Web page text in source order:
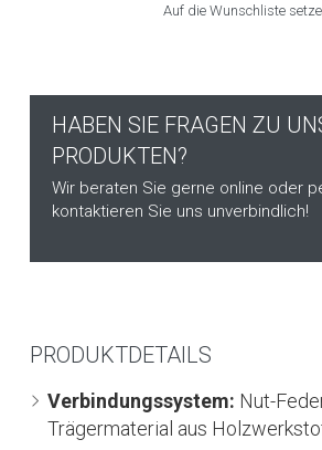
Auf die Wunschliste
HABEN SIE FRAGEN ZU
PRODUKTEN?
Wir beraten Sie gerne online oder
kontaktieren Sie uns unverbindlich!
PRODUKTDETAILS
Verbindungssystem: Nut-
Trägermaterial aus